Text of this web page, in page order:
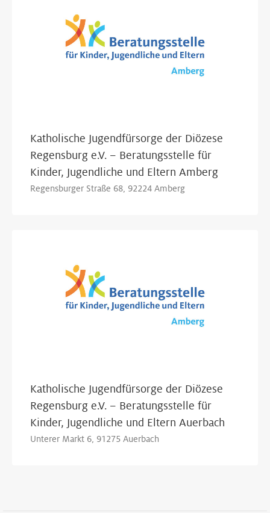
Katholische Jugendfürsorge der Diözese
Regensburg e.V. – Beratungsstelle für
Kinder, Jugendliche und Eltern Amberg
Regensburger Straße 68, 92224 Amberg
Katholische Jugendfürsorge der Diözese
Regensburg e.V. – Beratungsstelle für
Kinder, Jugendliche und Eltern Auerbach
Unterer Markt 6, 91275 Auerbach